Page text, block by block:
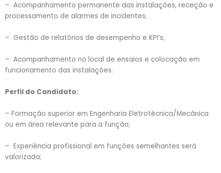
– Acompanhamento permanente das instalações, receção e
processamento de alarmes de incidentes;
– Gestão de relatórios de desempenho e KPI’s;
– Acompanhamento no local de ensaios e colocação em
funcionamento das instalações.
Perfil do Candidato:
– Formação superior em Engenharia Eletrotécnica/Mecânica
ou em área relevante para a função;
– Experiência profissional em funções semelhantes será
valorizada;